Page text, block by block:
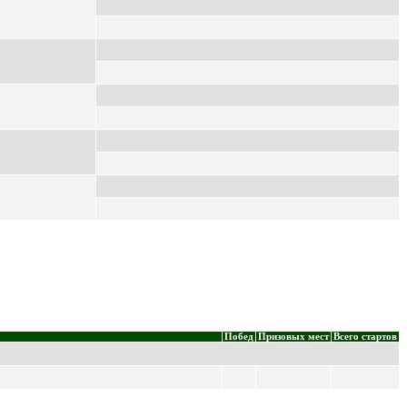
Побед Призовых мест Всего стартов